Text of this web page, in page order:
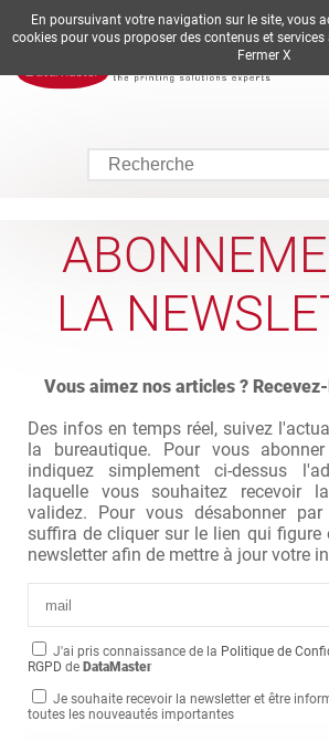
LA
Vous aimez nos articles ?
Des infos en temps réel, suivez
la bureautique. Pour vous
indiquez simplement ci-dessus
laquelle vous souhaitez recevoir
validez. Pour vous désabonner
suffira de cliquer sur le lien qui figure
newsletter afin de mettre à jour votre
J'ai pris connaissance de la Politique de
RGPD de DataMaster
Je souhaite recevoir la newsletter et être
toutes les nouveautés importantes
En poursuivant votre navigation sur le site, vous
cookies pour vous proposer des contenus et
Fermer X